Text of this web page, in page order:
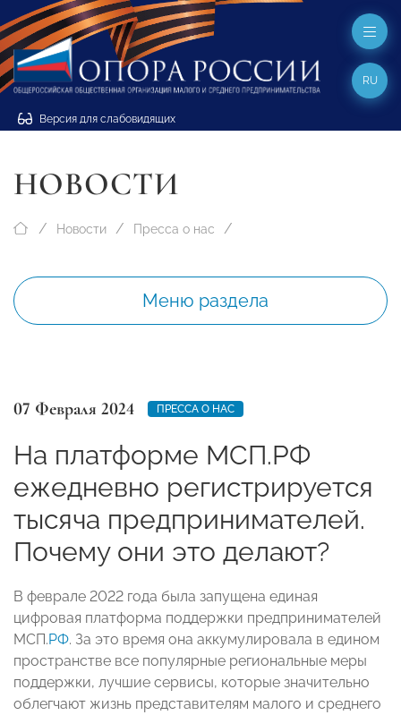
Версия для слабовидящих
RU
НОВОСТИ
Новости Пресса о нас
Меню раздела
07 Февраля 2024 ПРЕССА О НАС
На платформе МСП.РФ
ежедневно регистрируется
тысяча предпринимателей.
Почему они это делают?
В феврале 2022 года была запущена единая
цифровая платформа поддержки предпринимателей
МСП.РФ. За это время она аккумулировала в едином
пространстве все популярные региональные меры
поддержки, лучшие сервисы, которые значительно
облегчают жизнь представителям малого и среднего